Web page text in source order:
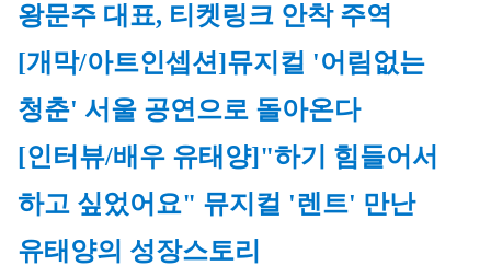
왕문주 대표, 티켓링크 안착 주역
[개막/아트인셉션]뮤지컬 '어림없는
청춘' 서울 공연으로 돌아온다
[인터뷰/배우 유태양]"하기 힘들어서
하고 싶었어요" 뮤지컬 '렌트' 만난
유태양의 성장스토리